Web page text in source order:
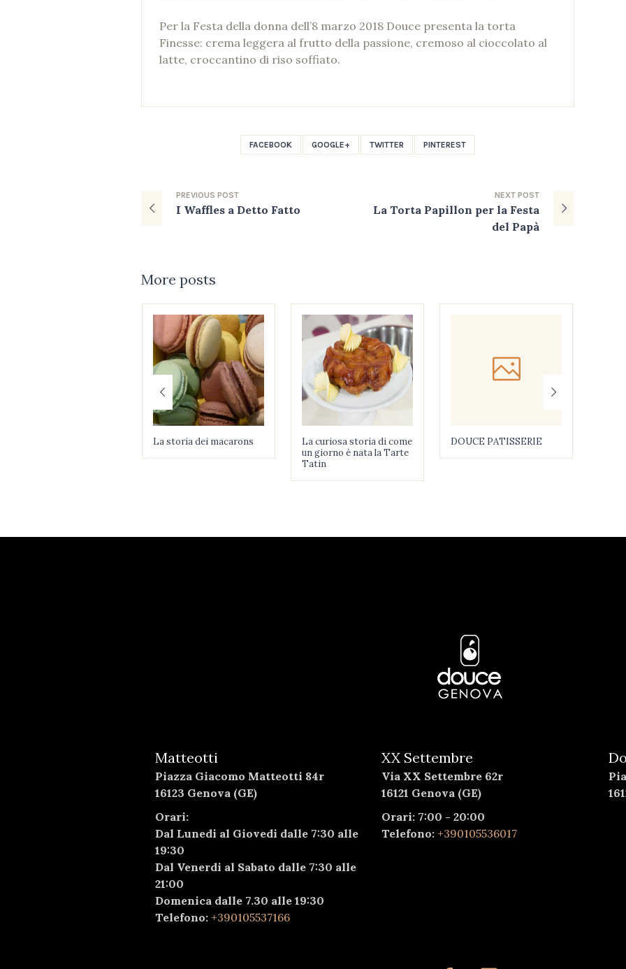
Per la Festa della donna dell’8 marzo 2018 Douce presenta la torta
Finesse: crema leggera al frutto della passione, cremoso al cioccolato al
latte, croccantino di riso soffiato.
FACEBOOK GOOGLE+ TWITTER PINTEREST
NEXT POST
La Torta Papillon per la Festa
del Papà
PREVIOUS POST
I Waffles a Detto Fatto
More posts
La storia dei macarons
La curiosa storia di come
un giorno è nata la Tarte
Tatin
DOUCE PATISSERIE
Matteotti
Piazza Giacomo Matteotti 84r
16123 Genova (GE)
Orari:
Dal Lunedi al Giovedi dalle 7:30 alle
19:30
Dal Venerdi al Sabato dalle 7:30 alle
21:00
Domenica dalle 7.30 alle 19:30
Telefono: +390105537166
XX Settembre
Via XX Settembre 62r
16121 Genova (GE)
Orari: 7:00 - 20:00
Telefono: +390105536017